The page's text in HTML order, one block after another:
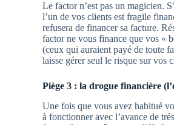
Le factor n’est pas un magicien.
l’un de vos clients est fragile
refusera de financer sa facture.
factor ne vous finance que vos «
(ceux qui auraient payé de toute
laisse gérer seul le risque sur vos
Piège 3 : la drogue financière
Une fois que vous avez habitué
à fonctionner avec l’avance de